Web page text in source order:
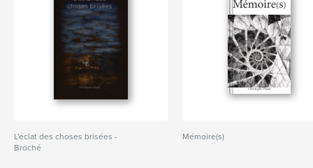
L'éclat des choses brisées -
Broché
Mémoire(s)